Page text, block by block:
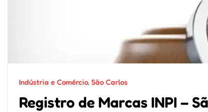
Indústria e Comércio, São Carlos
Registro de Marcas INPI –